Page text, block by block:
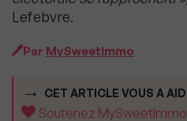
Lefebvre.
Par MySweetImmo
CET ARTICLE VOUS A
Soutenez